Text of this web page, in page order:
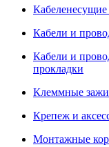
Кабели и
Кабели и
прокладки
Клеммные
Крепеж и
Монтажные